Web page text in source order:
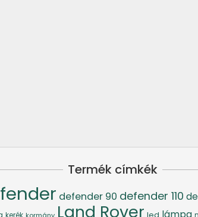
Termék címkék
defender 90 defender 110
Land Rover